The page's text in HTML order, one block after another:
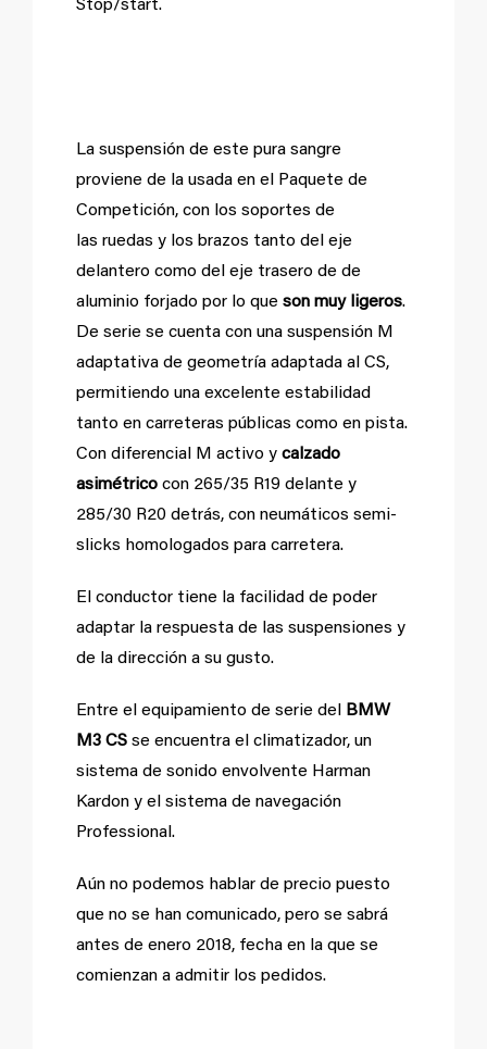
Stop/start.
La suspensión de este pura sangre
proviene de la usada en el Paquete de
Competición, con los soportes de
las ruedas y los brazos tanto del eje
delantero como del eje trasero de de
aluminio forjado por lo que son muy ligeros.
De serie se cuenta con una suspensión M
adaptativa de geometría adaptada al CS,
permitiendo una excelente estabilidad
tanto en carreteras públicas como en pista.
Con diferencial M activo y calzado
asimétrico con 265/35 R19 delante y
285/30 R20 detrás, con neumáticos semi-
slicks homologados para carretera.
El conductor tiene la facilidad de poder
adaptar la respuesta de las suspensiones y
de la dirección a su gusto.
Entre el equipamiento de serie del
BMW
M3 CS se encuentra el climatizador, un
sistema de sonido envolvente Harman
Kardon y el sistema de navegación
Professional.
Aún no podemos hablar de precio puesto
que no se han comunicado, pero se sabrá
antes de enero 2018, fecha en la que se
comienzan a admitir los pedidos.